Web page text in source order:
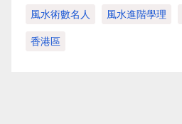
風水術數名人 風水進階學理
香港區